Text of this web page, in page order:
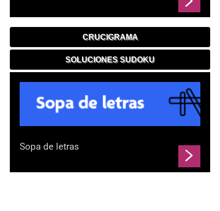
CRUCIGRAMA
SOLUCIONES SUDOKU
Sopa de letras